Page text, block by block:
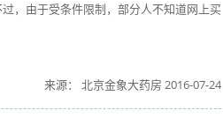
，由于受条件限制，部分人不知道网上买
来源： 北京金象大药房 2016-07-24